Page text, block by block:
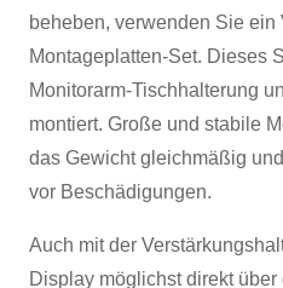
beheben, verwenden Sie ein
Montageplatten-Set. Dieses
Monitorarm-Tischhalterung
montiert. Große und stabile
das Gewicht gleichmäßig
vor Beschädigungen.
Auch mit der
Display möglichst direkt
WÄHLE DEINE EIGENE